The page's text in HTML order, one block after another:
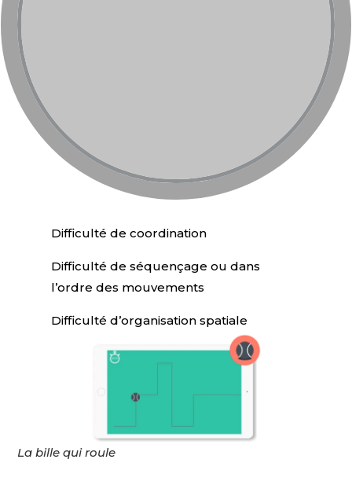
Difficulté de coordination
Difficulté de séquençage ou dans
l’ordre des mouvements
Difficulté d’organisation spatiale
La bille qui roule